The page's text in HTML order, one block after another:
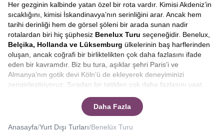
Her gezginin kalbinde yatan özel bir rota vardır. Kimisi Akdeniz’in
sıcaklığını, kimisi İskandinavya’nın serinliğini arar. Ancak hem
tarihi derinliği hem de görsel şöleni bir arada sunan nadir
rotalardan biri hiç şüphesiz Benelux Turu seçeneğidir. Benelux,
Belçika, Hollanda ve Lüksemburg ülkelerinin baş harflerinden
oluşan, ancak coğrafi bir birliktelikten çok daha fazlasını ifade
eden bir kavramdır. Biz bu tura, aşıklar şehri Paris’i ve
Almanya’nın gotik devi Köln’ü de ekleyerek deneyiminizi
zenginleştiriyoruz. Sıradan bir tatilden çok daha fazlasını vaat
, her anı dolu dolu yaşayacağınız bir macera sizleri
bekliyor. Bu kapsamlı program, Benelux Turu Fiyatları, erken
rezervasyon avantajları ve single farkı olmadan katılabilme
Daha Fazla
Anasayfa/Yurt Dışı Turları/Benelüx Turu